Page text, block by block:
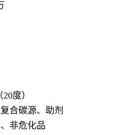
度）
合碳源、助剂
非危化品